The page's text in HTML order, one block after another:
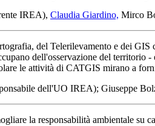
IREA), Claudia Giardino, Mirco
del Telerilevamento e dei
dell'osservazione del
le attività di CATGIS mirano a
dell'UO IREA); Giuseppe
la responsabilità ambientale su